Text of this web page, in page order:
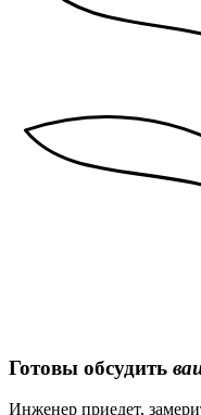
Готовы обсудить
Инженер приедет,